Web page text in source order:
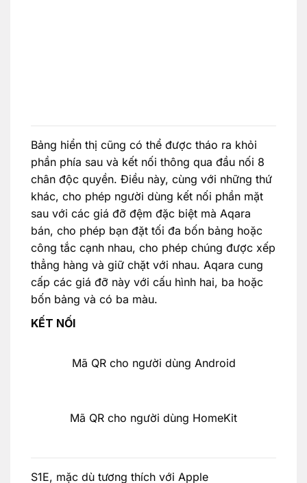
Bảng hiển thị cũng có thể được tháo ra khỏi
phần phía sau và kết nối thông qua đầu nối 8
chân độc quyền. Điều này, cùng với những thứ
khác, cho phép người dùng kết nối phần mặt
sau với các giá đỡ đệm đặc biệt mà Aqara
bán, cho phép bạn đặt tối đa bốn bảng hoặc
công tắc cạnh nhau, cho phép chúng được xếp
thẳng hàng và giữ chặt với nhau. Aqara cung
cấp các giá đỡ này với cấu hình hai, ba hoặc
bốn bảng và có ba màu.
KẾT NỐI
Mã QR cho người dùng Android
Mã QR cho người dùng HomeKit
S1E, mặc dù tương thích với Apple